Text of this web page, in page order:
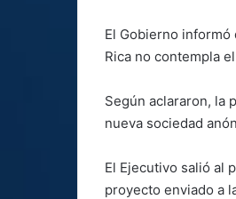
El Gobierno
Rica no contempla
Según aclararon, la
nueva sociedad
El Ejecutivo salió al
proyecto enviado a